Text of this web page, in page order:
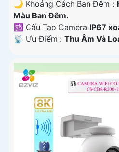
🌙 Khoảng Cách Ban Đêm :
Màu Ban Ðêm.
🕉️ Cấu Tạo Camera IP67
️📡 Ưu Điểm : Thu Âm Và